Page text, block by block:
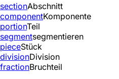
sectionAbschnitt
componentKomponente
portionTeil
segmentsegmentieren
pieceStück
divisionDivision
fractionBruchteil